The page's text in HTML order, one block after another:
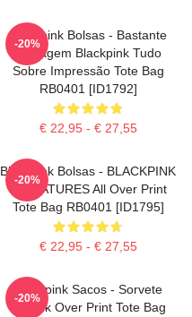
Blackpink Bolsas - Bastante
Selvagem Blackpink Tudo
Sobre Impressão Tote Bag
RB0401 [ID1792]
€ 22,95 - € 27,55
-20%
Blackpink Bolsas - BLACKPINK
SIGNATURES All Over Print
Tote Bag RB0401 [ID1795]
€ 22,95 - € 27,55
-20%
Blackpink Sacos - Sorvete
Selpink Over Print Tote Bag
-20%